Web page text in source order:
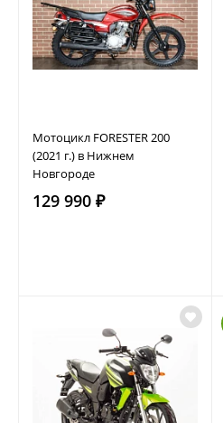
Мотоцикл FORESTER 200
(2021 г.) в Нижнем
Новгороде
129 990 ₽